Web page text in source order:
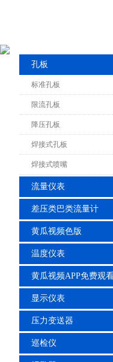
孔板
标准孔板
限流孔板
降压孔板
焊接式孔板
焊接式喷嘴
流量仪表
差压类巴类流量计
黄瓜视频色版
温度仪表
显示仪表
压力变送器
巡检仪